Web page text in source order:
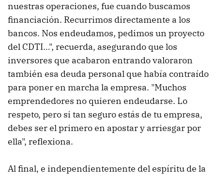
nuestras operaciones, fue cuando buscamos
financiación. Recurrimos directamente a los
bancos. Nos endeudamos, pedimos un proyecto
del CDTI…", recuerda, asegurando que los
inversores que acabaron entrando valoraron
también esa deuda personal que había contraído
para poner en marcha la empresa. "Muchos
emprendedores no quieren endeudarse. Lo
respeto, pero si tan seguro estás de tu empresa,
debes ser el primero en apostar y arriesgar por
ella", reflexiona.
Al final, e independientemente del espíritu de la